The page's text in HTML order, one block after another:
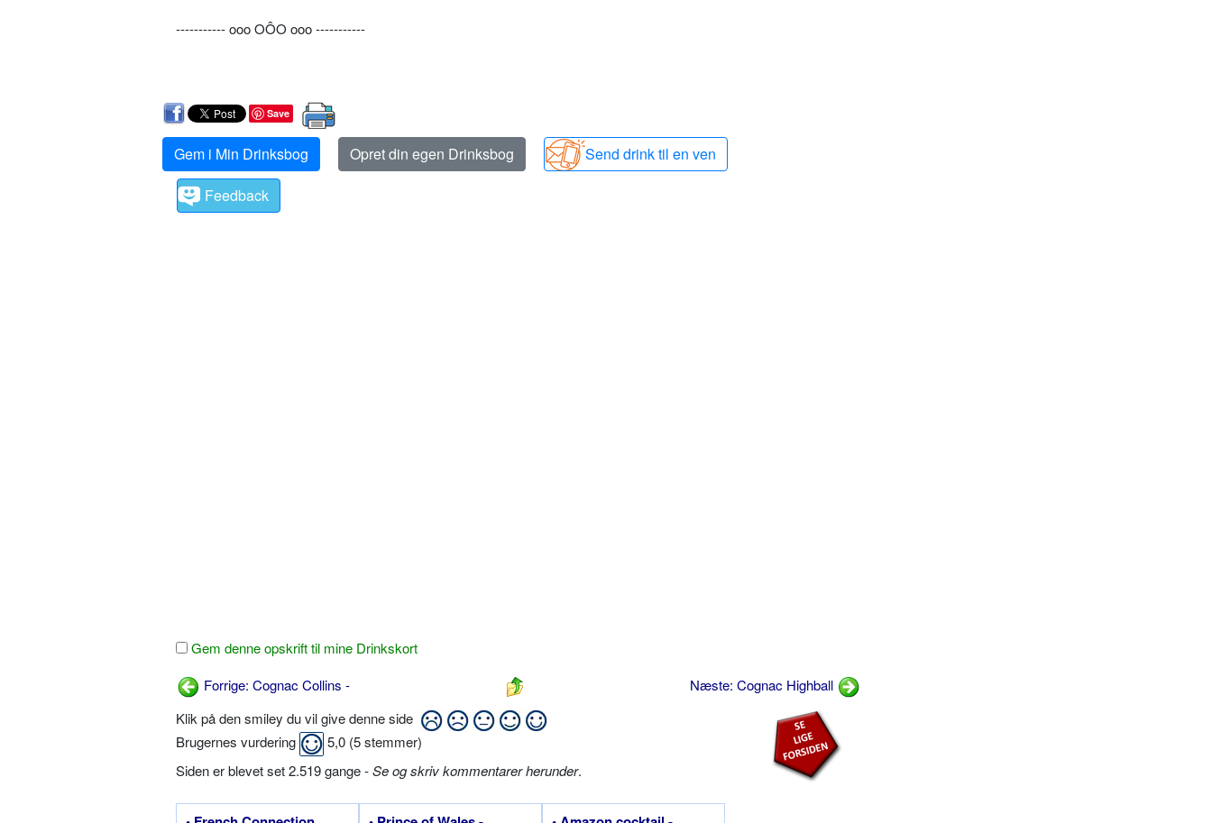
----------- ooo OÔO ooo -----------
Save
Gem i Min Drinksbog Opret din egen Drinksbog
Send drink til en ven
Feedback
Gem denne opskrift til mine Drinkskort
Forrige: Cognac Collins -
Næste: Cognac Highball
Klik på den smiley du vil give denne side
Brugernes vurdering
5,0 (5stemmer)
Siden er blevet set 2.519 gange -Se og skriv kommentarer herunder.